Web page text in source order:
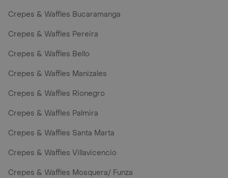
Crepes & Waffles Bucaramanga
Crepes & Waffles Pereira
Crepes & Waffles Bello
Crepes & Waffles Manizales
Crepes & Waffles Rionegro
Crepes & Waffles Palmira
Crepes & Waffles Santa Marta
Crepes & Waffles Villavicencio
Crepes & Waffles Mosquera/ Funza